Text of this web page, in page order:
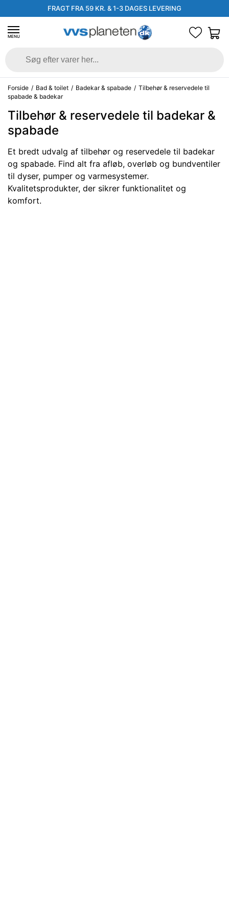
FRAGT FRA 59 KR. & 1-3 DAGES LEVERING
MENU
Forside / Bad & toilet / Badekar & spabade / Tilbehør & reservedele til
spabade & badekar
Tilbehør & reservedele til badekar &
spabade
Et bredt udvalg af tilbehør og reservedele til badekar
og spabade. Find alt fra afløb, overløb og bundventiler
til dyser, pumper og varmesystemer.
Kvalitetsprodukter, der sikrer funktionalitet og
komfort.